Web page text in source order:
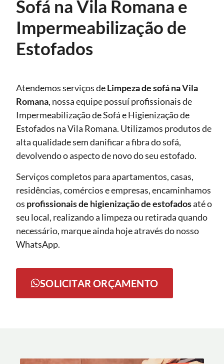
Sofá na Vila Romana e
Impermeabilização de
Estofados
Atendemos serviços deLimpeza de sofána Vila
Romana, nossa equipe possuí profissionais de
Impermeabilização de Sofá e Higienização de
Estofados na Vila Romana. Utilizamos produtos de
alta qualidade sem danificar a fibra do sofá,
devolvendo o aspecto de novo do seu estofado.
Serviços completos para apartamentos, casas,
residências, comércios e empresas, encaminhamos
os profissionais de higienização de estofadosaté o
seu local, realizando a limpeza ou retirada quando
necessário, marque ainda hoje através do nosso
WhatsApp.
SOLICITAR ORÇAMENTO